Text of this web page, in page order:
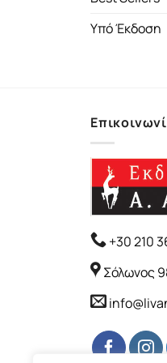
Υπό Έκδοση
+30 210
Σόλωνος